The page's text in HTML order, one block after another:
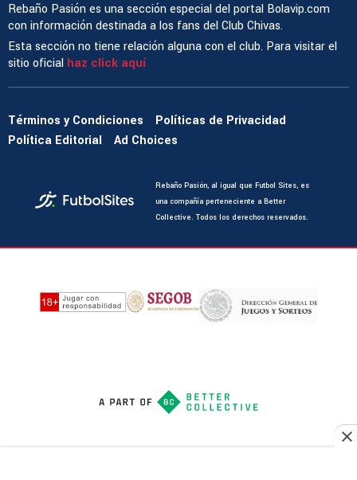
Rebaño Pasión es una sección especial del portal Bolavip.com
con información destinada a los fans del Club Chivas.
Esta sección no tiene relación alguna con el club. Para visitar el
sitio oficial haz click aquí
Términos y Condiciones
Políticas de Privacidad
Política Editorial
Ad Choices
Rebaño Pasión, al igual que Futbol Sites, es
una compañía perteneciente a Better
Collective. Todos los derechos reservados.